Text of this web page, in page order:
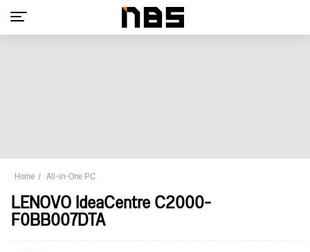
Home All-in-One PC
LENOVO IdeaCentre C2000-
F0BB007DTA